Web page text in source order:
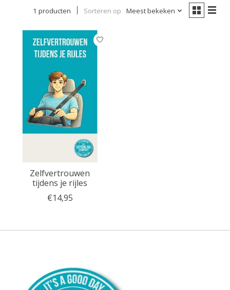
1 producten Sorteren op Meest bekeken
Zelfvertrouwen
tijdens je rijles
€14,95